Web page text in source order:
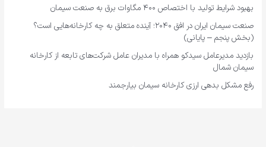
بهبود شرایط تولید با اختصاص ۴۰۰ مگاوات برق به صنعت سیمان
صنعت سیمان ایران در افق ۲۰۴۰؛ آینده متعلق به چه کارخانه‌هایی است؟
(بخش پنجم – پایانی)
بازدید مدیرعامل سیدکو همراه با مدیران عامل شرکت‌های تابعه از کارخانه
سیمان شمال
رفع مشکل بدهی ارزی کارخانه سیمان بیارجمند